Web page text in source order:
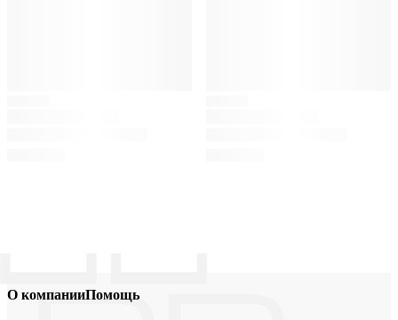
О компанииПомощь